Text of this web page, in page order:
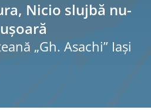
Nicio slujbă nu-
„Gh. Asachi” Iaşi